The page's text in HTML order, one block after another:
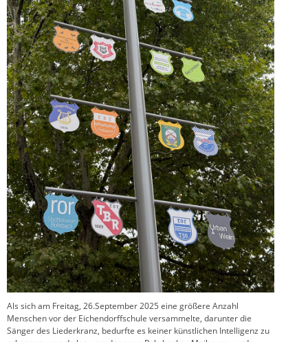
Als sich am Freitag, 26.September 2025 eine größere Anzahl
Menschen vor der Eichendorffschule versammelte, darunter die
Sänger des Liederkranz, bedurfte es keiner künstlichen Intelligenz zu